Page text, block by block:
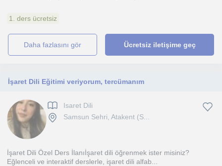
1. ders ücretsiz
daha fazlasını gör Ücretsiz iletişime geç
İşaret Dili Eğitimi veriyorum, tercümanım
Isaret Dili
Samsun Sehri, Atakent (S...
İşaret Dili Özel Ders İlanıİşaret dili öğrenmek ister misiniz?
Eğlenceli ve interaktif derslerle, işaret dili alfab...